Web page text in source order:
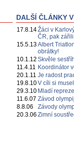
DALŠÍ ČLÁNKY
17.8.14Žáci v
ČR, pak
15.5.13Albert
obrátky!
10.1.12 Skvěle
11.4.11 Koordinátor
20.1.11 Je radost
19.8.10V cíli si
29.3.10 Mladí
11.6.07 Závod
8.8.06
Závody
20.3.06 Zimní